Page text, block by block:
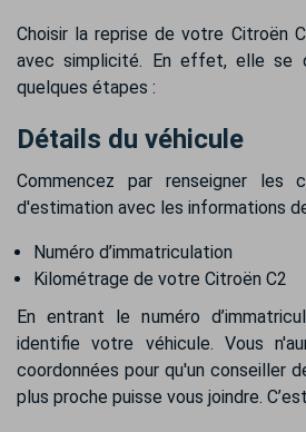
Choisir la reprise de votre Citroën
avec simplicité. En effet, elle se
quelques étapes :
Détails du véhicule
Commencez par renseigner les
d'estimation avec les informations
Numéro d’immatriculation
Kilométrage de votre Citroën C2
En entrant le numéro
identifie votre véhicule. Vous
coordonnées pour qu'un conseiller
plus proche puisse vous joindre.